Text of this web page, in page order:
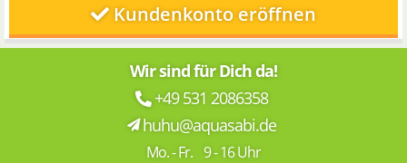
Kundenkonto eröffnen
Wir sind für Dich da!
+49 531 2086358
huhu@aquasabi.de
Mo. - Fr. 9 - 16 Uhr